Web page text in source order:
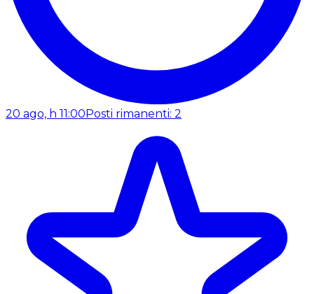
20 ago, h 11:00Posti rimanenti: 2